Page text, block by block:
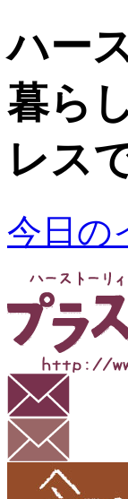
ハー
暮ら
レス
今日